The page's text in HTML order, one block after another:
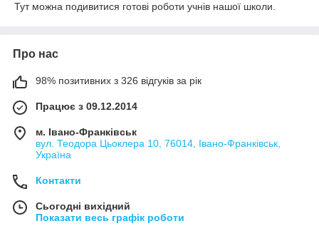
Тут можна подивитися готові роботи учнів нашої школи.
Про нас
98% позитивних з 326 відгуків за рік
Працює з 09.12.2014
м. Івано-Франківськ
вул. Теодора Цьоклера 10, 76014, Івано-Франківськ,
Україна
Контакти
Сьогодні вихідний
Показати весь графік роботи